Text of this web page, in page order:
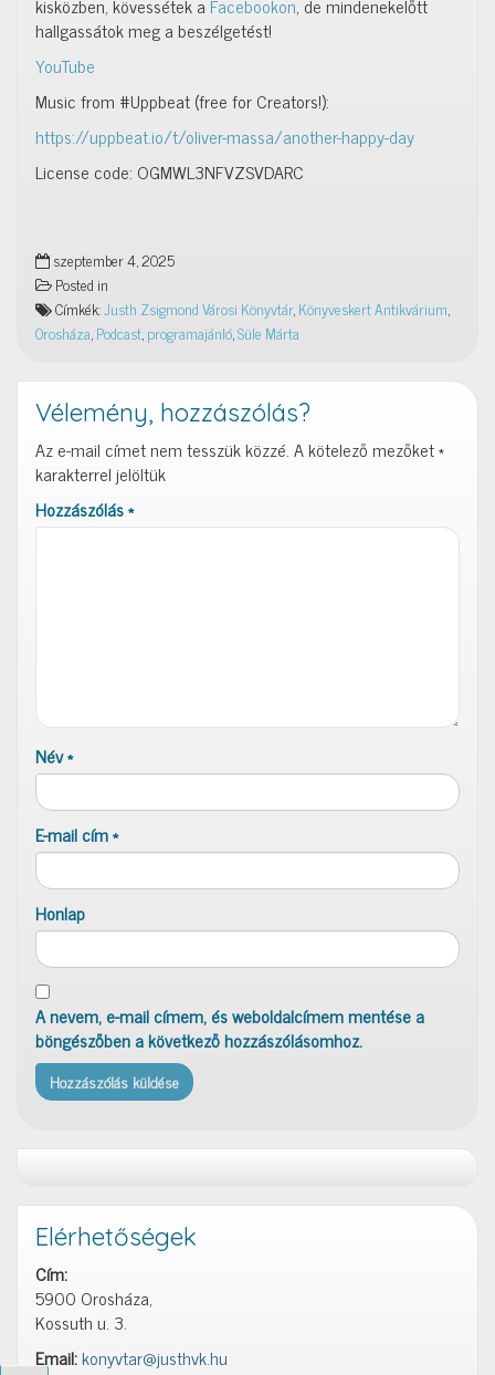
hallgassátok meg a beszélgetést!
YouTube
Music from #Uppbeat (free for Creators!):
https://uppbeat.io/t/oliver-massa/another-happy-day
License code: OGMWL3NFVZSVDARC
szeptember 4, 2025
Posted in
Címkék:Justh Zsigmond Városi Könyvtár,Könyveskert Antikvárium,
Orosháza,Podcast,programajánló,Süle Márta
Vélemény, hozzászólás?
Az e-mail címet nem tesszük közzé.A kötelező mezőket*
karakterrel jelöltük
Hozzászólás*
Név*
E-mail cím*
Honlap
A nevem, e-mail címem, és weboldalcímem mentése a
böngészőben a következő hozzászólásomhoz.
Elérhetőségek
Cím:
5900 Orosháza,
Kossuth u. 3.
Email:konyvtar@justhvk.hu